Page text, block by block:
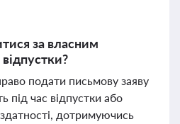
за власним
подати письмову заяву
під час відпустки або
дотримуючись